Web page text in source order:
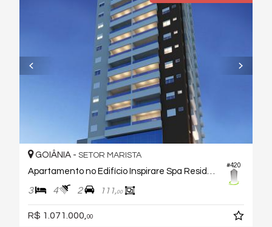
#420
GOIÂNIA - SETOR MARISTA
Apartamento no Edifício Inspirare Spa Residence
3 4 2 111,00
R$ 1.071.000, 00